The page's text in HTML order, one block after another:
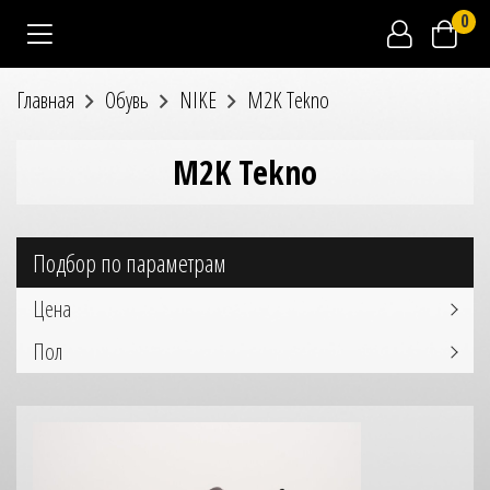
0
Главная Обувь NIKE M2K Tekno
M2K Tekno
Подбор по параметрам
Цена
Пол